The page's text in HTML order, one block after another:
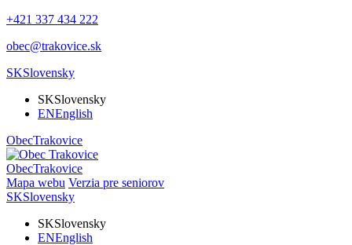
+421 337 434 222
obec@trakovice.sk
SKSlovensky
SKSlovensky
ENEnglish
ObecTrakovice
ObecTrakovice
Mapa webu Verzia pre seniorov
SKSlovensky
SKSlovensky
ENEnglish